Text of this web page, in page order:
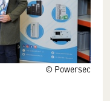
© Powersec